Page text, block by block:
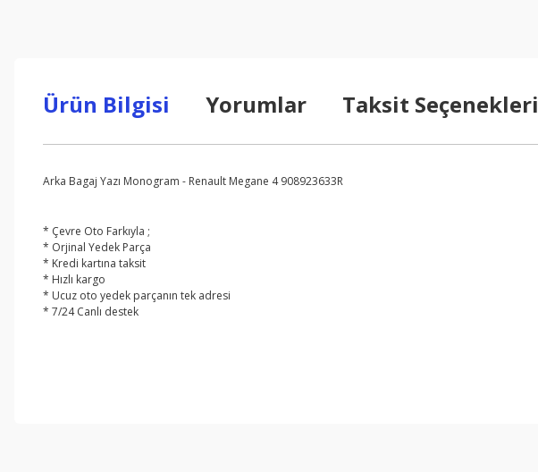
Ürün Bilgisi Yorumlar Taksit Seçenekleri
Arka Bagaj Yazı Monogram - Renault Megane 4 908923633R
* Çevre Oto Farkıyla ;
* Orjinal Yedek Parça
* Kredi kartına taksit
* Hızlı kargo
* Ucuz oto yedek parçanın tek adresi
* 7/24 Canlı destek